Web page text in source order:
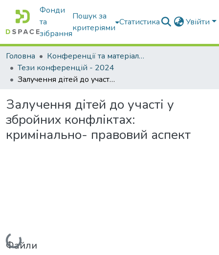
Фонди
та
зібрання
Пошук за
критеріями
Статистика Увійти
Головна
Конференції та матеріали конференцій
Тези конференцій - 2024
Залучення дітей до участі у збройних конфліктах: кримінально- правовий аспект
Залучення дітей до участі у
збройних конфліктах:
кримінально- правовий аспект
Вантажиться...
Файли